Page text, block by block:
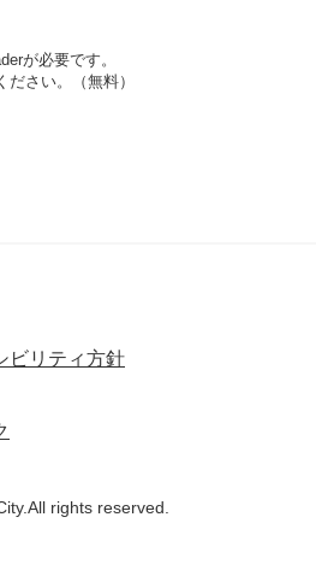
が必要です。
さい。（無料）
ビリティ方針
rights reserved.